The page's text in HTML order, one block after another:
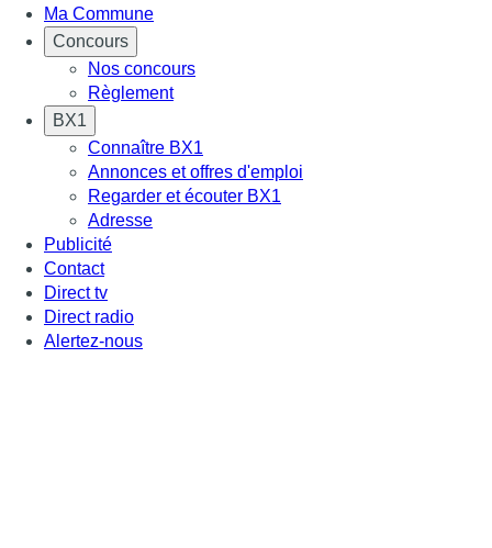
Ma Commune
Concours
Nos concours
Règlement
BX1
Connaître BX1
Annonces et offres d'emploi
Regarder et écouter BX1
Adresse
Publicité
Contact
Direct tv
Direct radio
Alertez-nous